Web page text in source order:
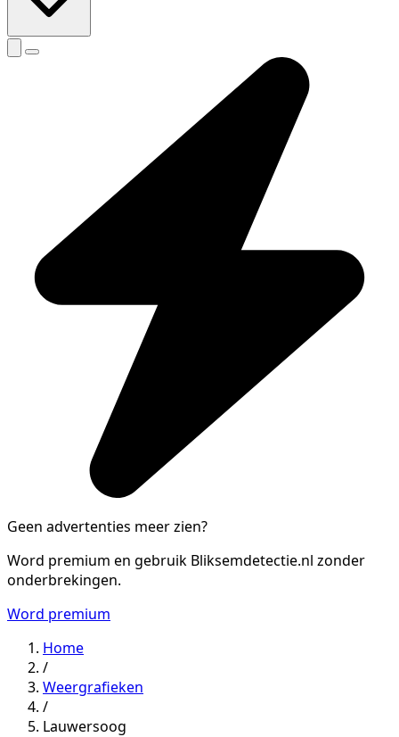
Geen advertenties meer zien?
Word premium en gebruik Bliksemdetectie.nl zonder
onderbrekingen.
Word premium
Home
/
Weergrafieken
/
Lauwersoog